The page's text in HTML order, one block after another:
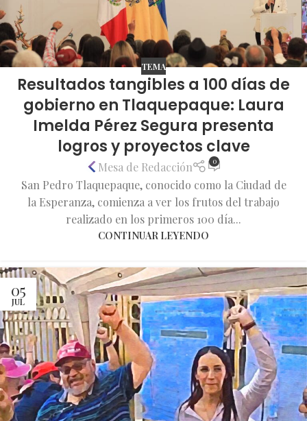
TEMA
Resultados tangibles a 100 días de
gobierno en Tlaquepaque: Laura
Imelda Pérez Segura presenta
logros y proyectos clave
Mesa de Redacción 0
San Pedro Tlaquepaque, conocido como la Ciudad de
la Esperanza, comienza a ver los frutos del trabajo
realizado en los primeros 100 día...
CONTINUAR LEYENDO
05
JUL